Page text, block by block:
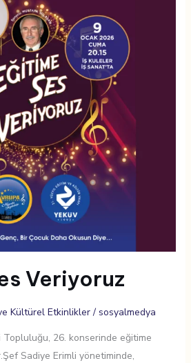
Veriyoruz
Kültürel Etkinlikler/ sosyalmedya
Topluluğu, 26. konserinde eğitime
Sadiye Erimli yönetiminde,